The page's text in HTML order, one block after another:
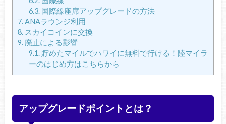
6.3.国際線座席アップグレードの方法
7.ANAラウンジ利用
8.スカイコインに交換
9.廃止による影響
9.1.貯めたマイルでハワイに無料で行ける！陸マイラ
ーのはじめ方はこちらから
アップグレードポイントとは？